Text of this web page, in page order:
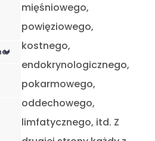
mięśniowego,
powięziowego,
kostnego,
endokrynologicznego,
pokarmowego,
oddechowego,
limfatycznego, itd. Z